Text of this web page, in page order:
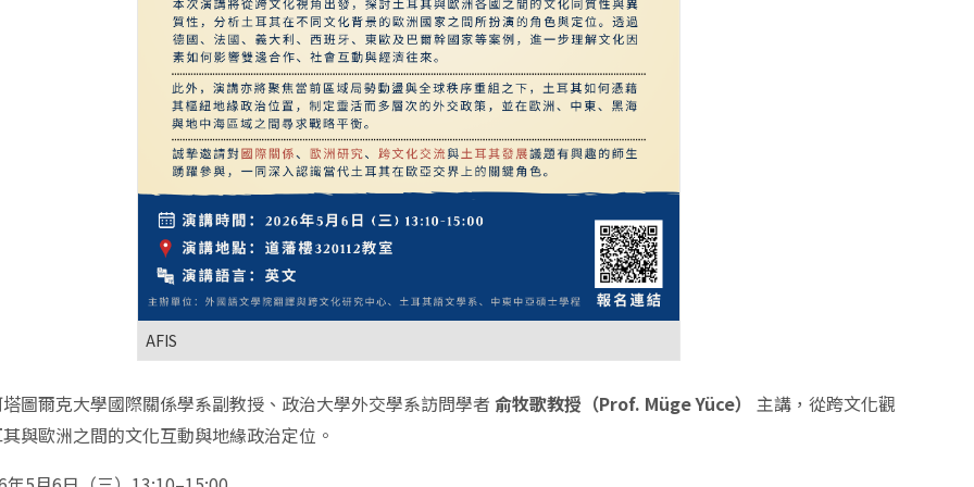
AFIS
圖爾克大學國際關係學系副教授、政治大學外交學系訪問學者俞牧歌教授（Prof. Müge Yüce）
主講，從跨文化觀
與歐洲之間的文化互動與地緣政治定位。